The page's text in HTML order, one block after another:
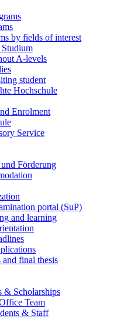
by fields of interest
A-levels
student
Hochschule
Enrolment
Service
Förderung
portal (SuP)
and learning
final thesis
& Scholarships
Team
& Staff